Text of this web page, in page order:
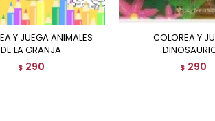
DE LA GRANJA
$ 290
COLOREA Y JUEGA
$ 290